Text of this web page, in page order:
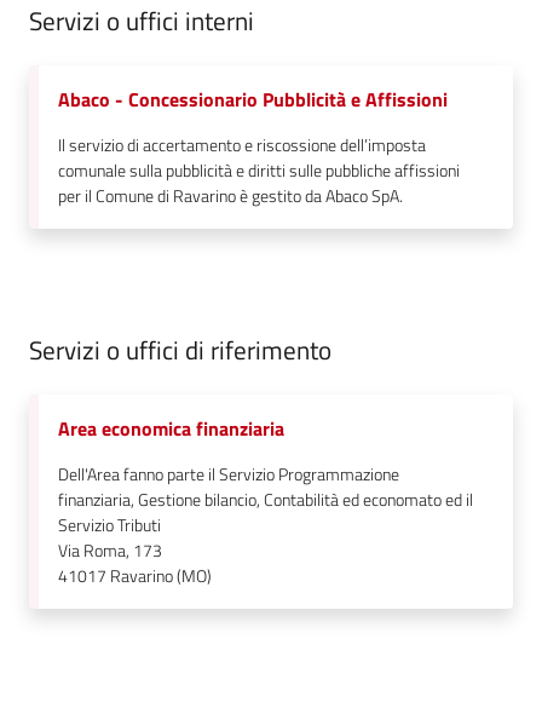
Servizi o uffici interni
Abaco - Concessionario Pubblicità e Affissioni
Il servizio di accertamento e riscossione dell’imposta
comunale sulla pubblicità e diritti sulle pubbliche affissioni
per il Comune di Ravarino è gestito da Abaco SpA.
Servizi o uffici di riferimento
Area economica finanziaria
Dell'Area fanno parte il Servizio Programmazione
finanziaria, Gestione bilancio, Contabilità ed economato ed il
Servizio Tributi
Via Roma, 173
41017 Ravarino (MO)